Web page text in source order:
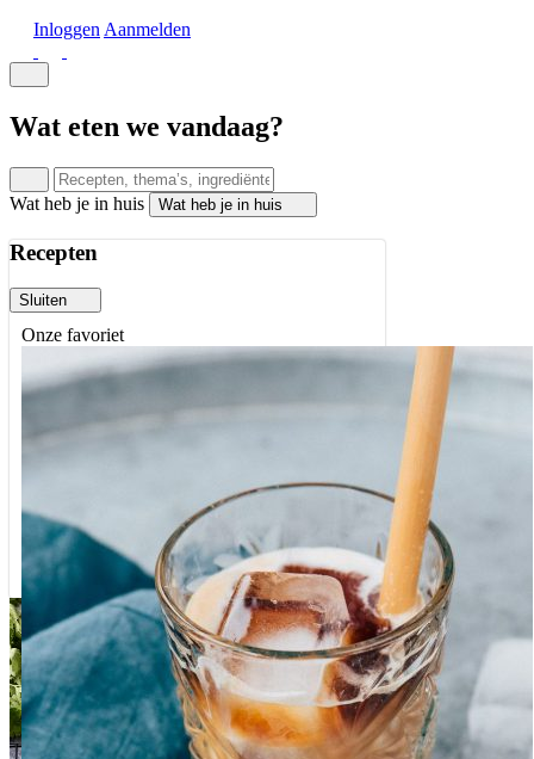
Inloggen Aanmelden
Wat eten we vandaag?
Wat heb je in huis Wat heb je in huis
Recepten
Sluiten
Onze favoriet